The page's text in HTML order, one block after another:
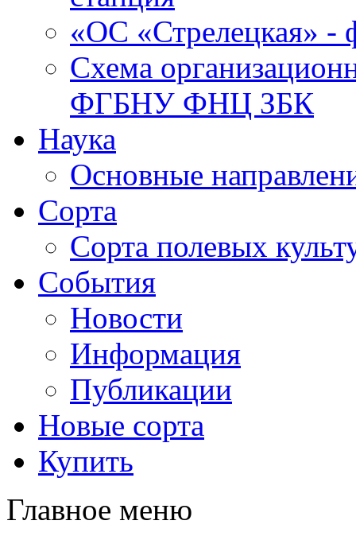
«ОС «Стрелецкая»
Схема
ФГБНУ ФНЦ ЗБК
Наука
Основные
Сорта
Сорта полевых
События
Новости
Информация
Публикации
Новые сорта
Купить
Главное меню